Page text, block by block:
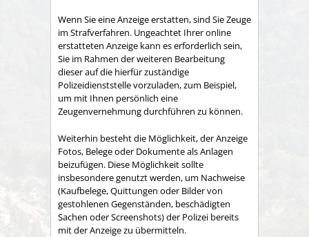
Wenn Sie eine Anzeige erstatten, sind Sie Zeuge
im Strafverfahren. Ungeachtet Ihrer online
erstatteten Anzeige kann es erforderlich sein,
Sie im Rahmen der weiteren Bearbeitung
dieser auf die hierfür zuständige
Polizeidienststelle vorzuladen, zum Beispiel,
um mit Ihnen persönlich eine
Zeugenvernehmung durchführen zu können.
Weiterhin besteht die Möglichkeit, der Anzeige
Fotos, Belege oder Dokumente als Anlagen
beizufügen. Diese Möglichkeit sollte
insbesondere genutzt werden, um Nachweise
(Kaufbelege, Quittungen oder Bilder von
gestohlenen Gegenständen, beschädigten
Sachen oder Screenshots) der Polizei bereits
mit der Anzeige zu übermitteln.